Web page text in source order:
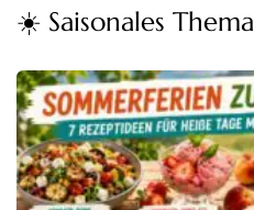
☀️ Saisonales Thema